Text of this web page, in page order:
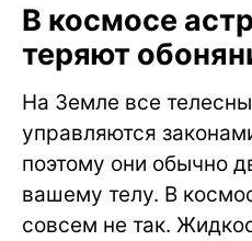
В космосе
теряют
На Земле все
управляются
поэтому они обычно
вашему телу. В
совсем не так.